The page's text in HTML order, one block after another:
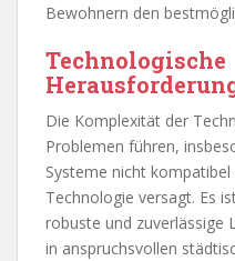
Bewohnern den
Technologische
Die Komplexität der
Problemen führen,
Systeme nicht
Technologie versagt. Es
robuste und zuverlässige
in anspruchsvollen